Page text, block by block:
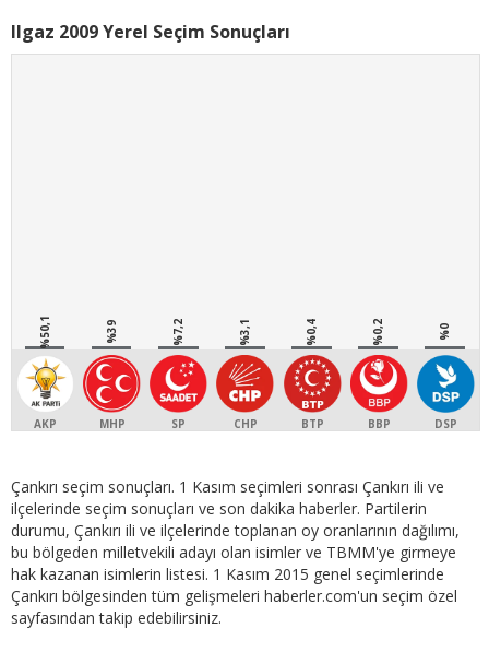
Ilgaz 2009 Yerel Seçim Sonuçları
%50,1
AKP
%39
MHP
%7,2
SP
%3,1
CHP
%0,4
BTP
%0,2
BBP
%0
DSP
Çankırı seçim sonuçları. 1 Kasım seçimleri sonrası Çankırı ili ve
ilçelerinde seçim sonuçları ve son dakika haberler. Partilerin
durumu, Çankırı ili ve ilçelerinde toplanan oy oranlarının dağılımı,
bu bölgeden milletvekili adayı olan isimler ve TBMM'ye girmeye
hak kazanan isimlerin listesi. 1 Kasım 2015 genel seçimlerinde
Çankırı bölgesinden tüm gelişmeleri haberler.com'un seçim özel
sayfasından takip edebilirsiniz.